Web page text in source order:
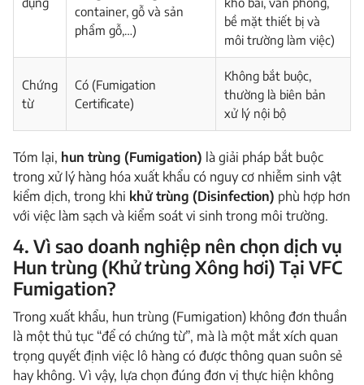
container, gỗ và sản
phẩm gỗ,…)
bề mặt thiết bị và
môi trường làm việc)
Chứng
từ
Có (Fumigation
Certificate)
Không bắt buộc,
thường là biên bản
xử lý nội bộ
Tóm lại, hun trùng (Fumigation) là giải pháp bắt buộc
trong xử lý hàng hóa xuất khẩu có nguy cơ nhiễm sinh vật
kiểm dịch, trong khi khử trùng (Disinfection) phù hợp hơn
với việc làm sạch và kiểm soát vi sinh trong môi trường.
4. Vì sao doanh nghiệp nên chọn dịch vụ
Hun trùng (Khử trùng Xông hơi) Tại VFC
Fumigation?
Trong xuất khẩu, hun trùng (Fumigation) không đơn thuần
là một thủ tục “để có chứng từ”, mà là một mắt xích quan
trọng quyết định việc lô hàng có được thông quan suôn sẻ
hay không. Vì vậy, lựa chọn đúng đơn vị thực hiện không